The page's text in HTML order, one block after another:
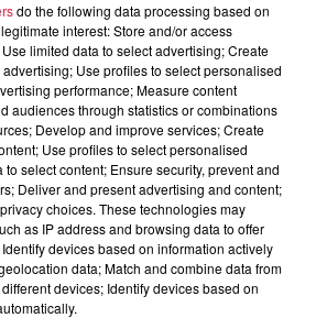
!
décisive face à laJS Cherbourg
violets cette semaine !
20h30 / Complexe Jean Jaurès –
à 20h30 / CSI – Sélestat
do the following data processing based on
interest: Store and/or access
limited data to select advertising; Create
Use profiles to select personalised
performance; Measure content
audiences through statistics or combinations
Develop and improve services; Create
Use profiles to select personalised
select content; Ensure security, prevent and
Deliver and present advertising and content;
choices. These technologies may
as IP address and browsing data to offer
devices based on information actively
data; Match and combine data from
devices; Identify devices based on